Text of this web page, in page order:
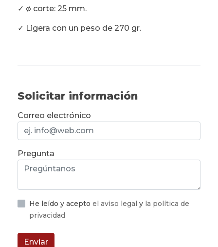
✓ ø corte: 25 mm.
✓ Ligera con un peso de 270 gr.
Solicitar información
Correo electrónico
Pregunta
He leído y acepto el aviso legal y la política de
privacidad
Enviar